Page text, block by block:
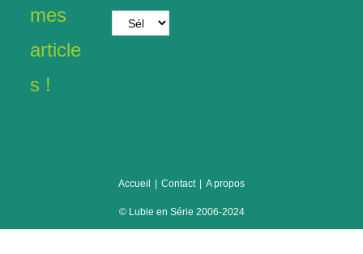
mes
article
s !
Archives
en
Accueil Contact A propos
© Lubie en Série 2006-2024